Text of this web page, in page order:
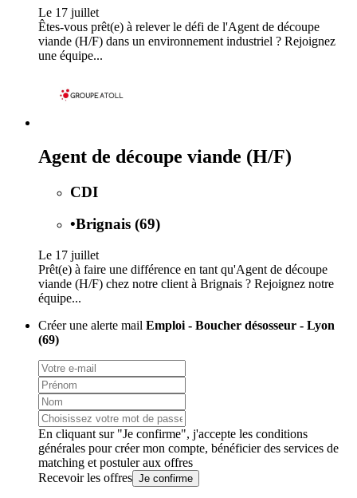
Le 17 juillet
Êtes-vous prêt(e) à relever le défi de l'Agent de découpe
viande (H/F) dans un environnement industriel ? Rejoignez
une équipe...
Agent de découpe viande (H/F)
CDI
•Brignais (69)
Le 17 juillet
Prêt(e) à faire une différence en tant qu'Agent de découpe
viande (H/F) chez notre client à Brignais ? Rejoignez notre
équipe...
Créer une alerte mail Emploi - Boucher désosseur - Lyon
(69)
En cliquant sur "Je confirme", j'accepte les conditions
générales pour créer mon compte, bénéficier des services de
matching et postuler aux offres
Recevoir les offres Je confirme